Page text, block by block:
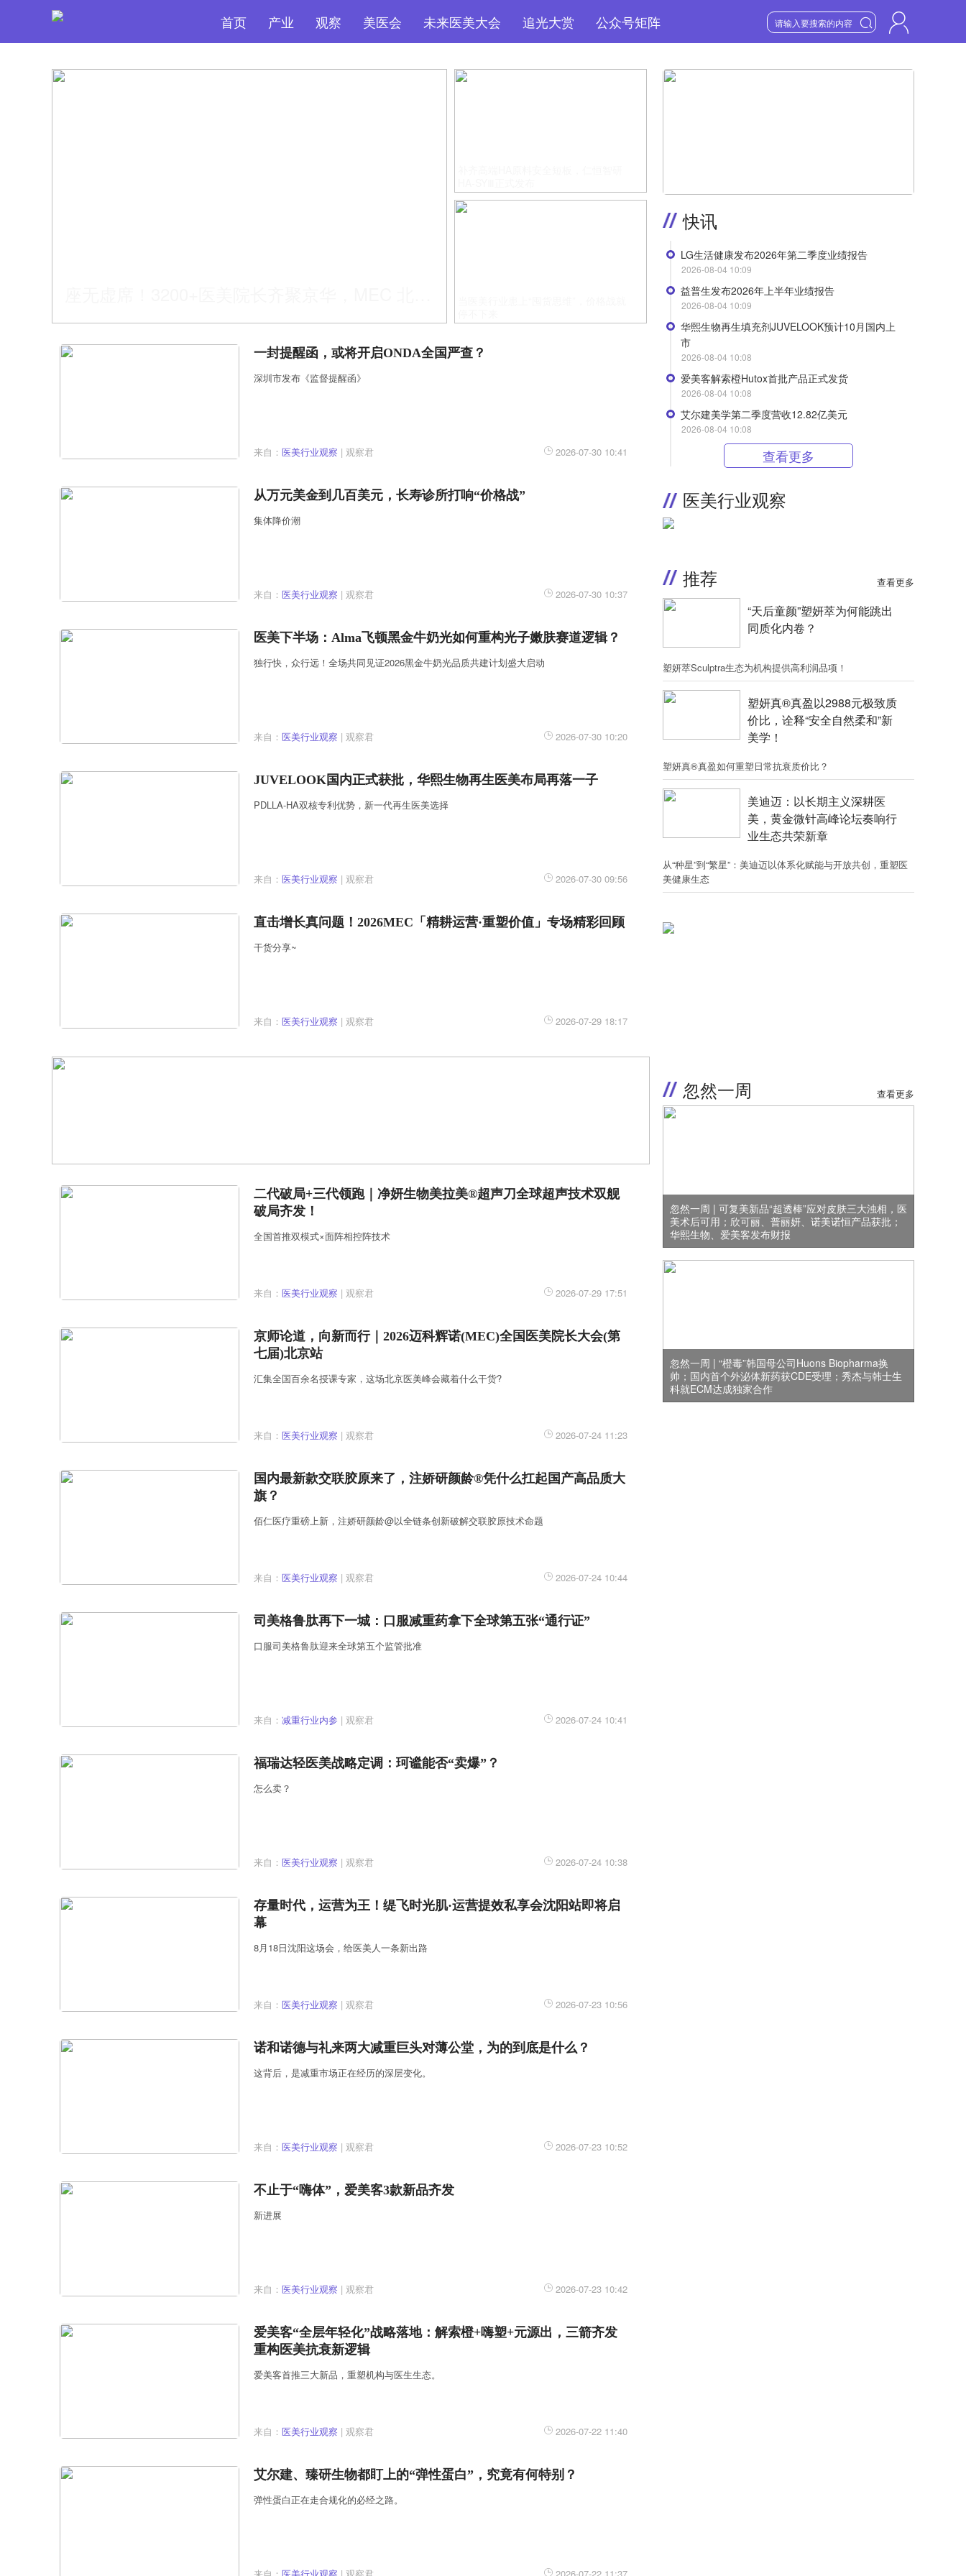
首页 产业 观察 美医会 未来医美大会 追光大赏 公众号矩阵 
快讯
LG生活健康发布2026年第二季度业绩报告
2026-08-04 10:09
益普生发布2026年上半年业绩报告
2026-08-04 10:09
华熙生物再生填充剂JUVELOOK预计10月国内上
市
2026-08-04 10:08
爱美客解索橙Hutox首批产品正式发货
2026-08-04 10:08
艾尔建美学第二季度营收12.82亿美元
2026-08-04 10:08
查看更多
医美行业观察
推荐 查看更多
“天后童颜”塑妍萃为何能跳出
同质化内卷？
塑妍萃Sculptra生态为机构提供高利润品项！
塑妍真®真盈以2988元极致质
价比，诠释“安全自然柔和”新
美学！
塑妍真®真盈如何重塑日常抗衰质价比？
美迪迈：以长期主义深耕医
美，黄金微针高峰论坛奏响行
业生态共荣新章
从“种星”到“繁星”：美迪迈以体系化赋能与开放共创，重塑医
美健康生态
忽然一周 查看更多
忽然一周 | 可复美新品“超透棒”应对皮肤三大浊相，医
美术后可用；欣可丽、普丽妍、诺美诺恒产品获批；
华熙生物、爱美客发布财报
忽然一周 | “橙毒”韩国母公司Huons Biopharma换
帅；国内首个外泌体新药获CDE受理；秀杰与韩士生
科就ECM达成独家合作
站圆满落下帷幕！
一封提醒函，或将开启ONDA全国严查？
深圳市发布《监督提醒函》
来自： 医美行业观察 | 观察君 2026-07-30 10:41
从万元美金到几百美元，长寿诊所打响“价格战”
集体降价潮
来自： 医美行业观察 | 观察君 2026-07-30 10:37
医美下半场：Alma飞顿黑金牛奶光如何重构光子嫩肤赛道逻辑？
独行快，众行远！全场共同见证2026黑金牛奶光品质共建计划盛大启动
来自： 医美行业观察 | 观察君 2026-07-30 10:20
JUVELOOK国内正式获批，华熙生物再生医美布局再落一子
PDLLA-HA双核专利优势，新一代再生医美选择
来自： 医美行业观察 | 观察君 2026-07-30 09:56
直击增长真问题！2026MEC「精耕运营·重塑价值」专场精彩回顾
干货分享~
来自： 医美行业观察 | 观察君 2026-07-29 18:17
二代破局+三代领跑｜净妍生物美拉美®超声刀全球超声技术双舰
破局齐发！
全国首推双模式×面阵相控阵技术
来自： 医美行业观察 | 观察君 2026-07-29 17:51
京师论道，向新而行｜2026迈科辉诺(MEC)全国医美院长大会(第
七届)北京站
汇集全国百余名授课专家，这场北京医美峰会藏着什么干货?
来自： 医美行业观察 | 观察君 2026-07-24 11:23
国内最新款交联胶原来了，注娇研颜龄®凭什么扛起国产高品质大
旗？
佰仁医疗重磅上新，注娇研颜龄@以全链条创新破解交联胶原技术命题
来自： 医美行业观察 | 观察君 2026-07-24 10:44
司美格鲁肽再下一城：口服减重药拿下全球第五张“通行证”
口服司美格鲁肽迎来全球第五个监管批准
来自： 减重行业内参 | 观察君 2026-07-24 10:41
福瑞达轻医美战略定调：珂谧能否“卖爆”？
怎么卖？
来自： 医美行业观察 | 观察君 2026-07-24 10:38
存量时代，运营为王！缇飞时光肌·运营提效私享会沈阳站即将启
幕
8月18日沈阳这场会，给医美人一条新出路
来自： 医美行业观察 | 观察君 2026-07-23 10:56
诺和诺德与礼来两大减重巨头对薄公堂，为的到底是什么？
这背后，是减重市场正在经历的深层变化。
来自： 医美行业观察 | 观察君 2026-07-23 10:52
不止于“嗨体”，爱美客3款新品齐发
新进展
来自： 医美行业观察 | 观察君 2026-07-23 10:42
爱美客“全层年轻化”战略落地：解索橙+嗨塑+元源出，三箭齐发
重构医美抗衰新逻辑
爱美客首推三大新品，重塑机构与医生生态。
来自： 医美行业观察 | 观察君 2026-07-22 11:40
艾尔建、臻研生物都盯上的“弹性蛋白”，究竟有何特别？
弹性蛋白正在走合规化的必经之路。